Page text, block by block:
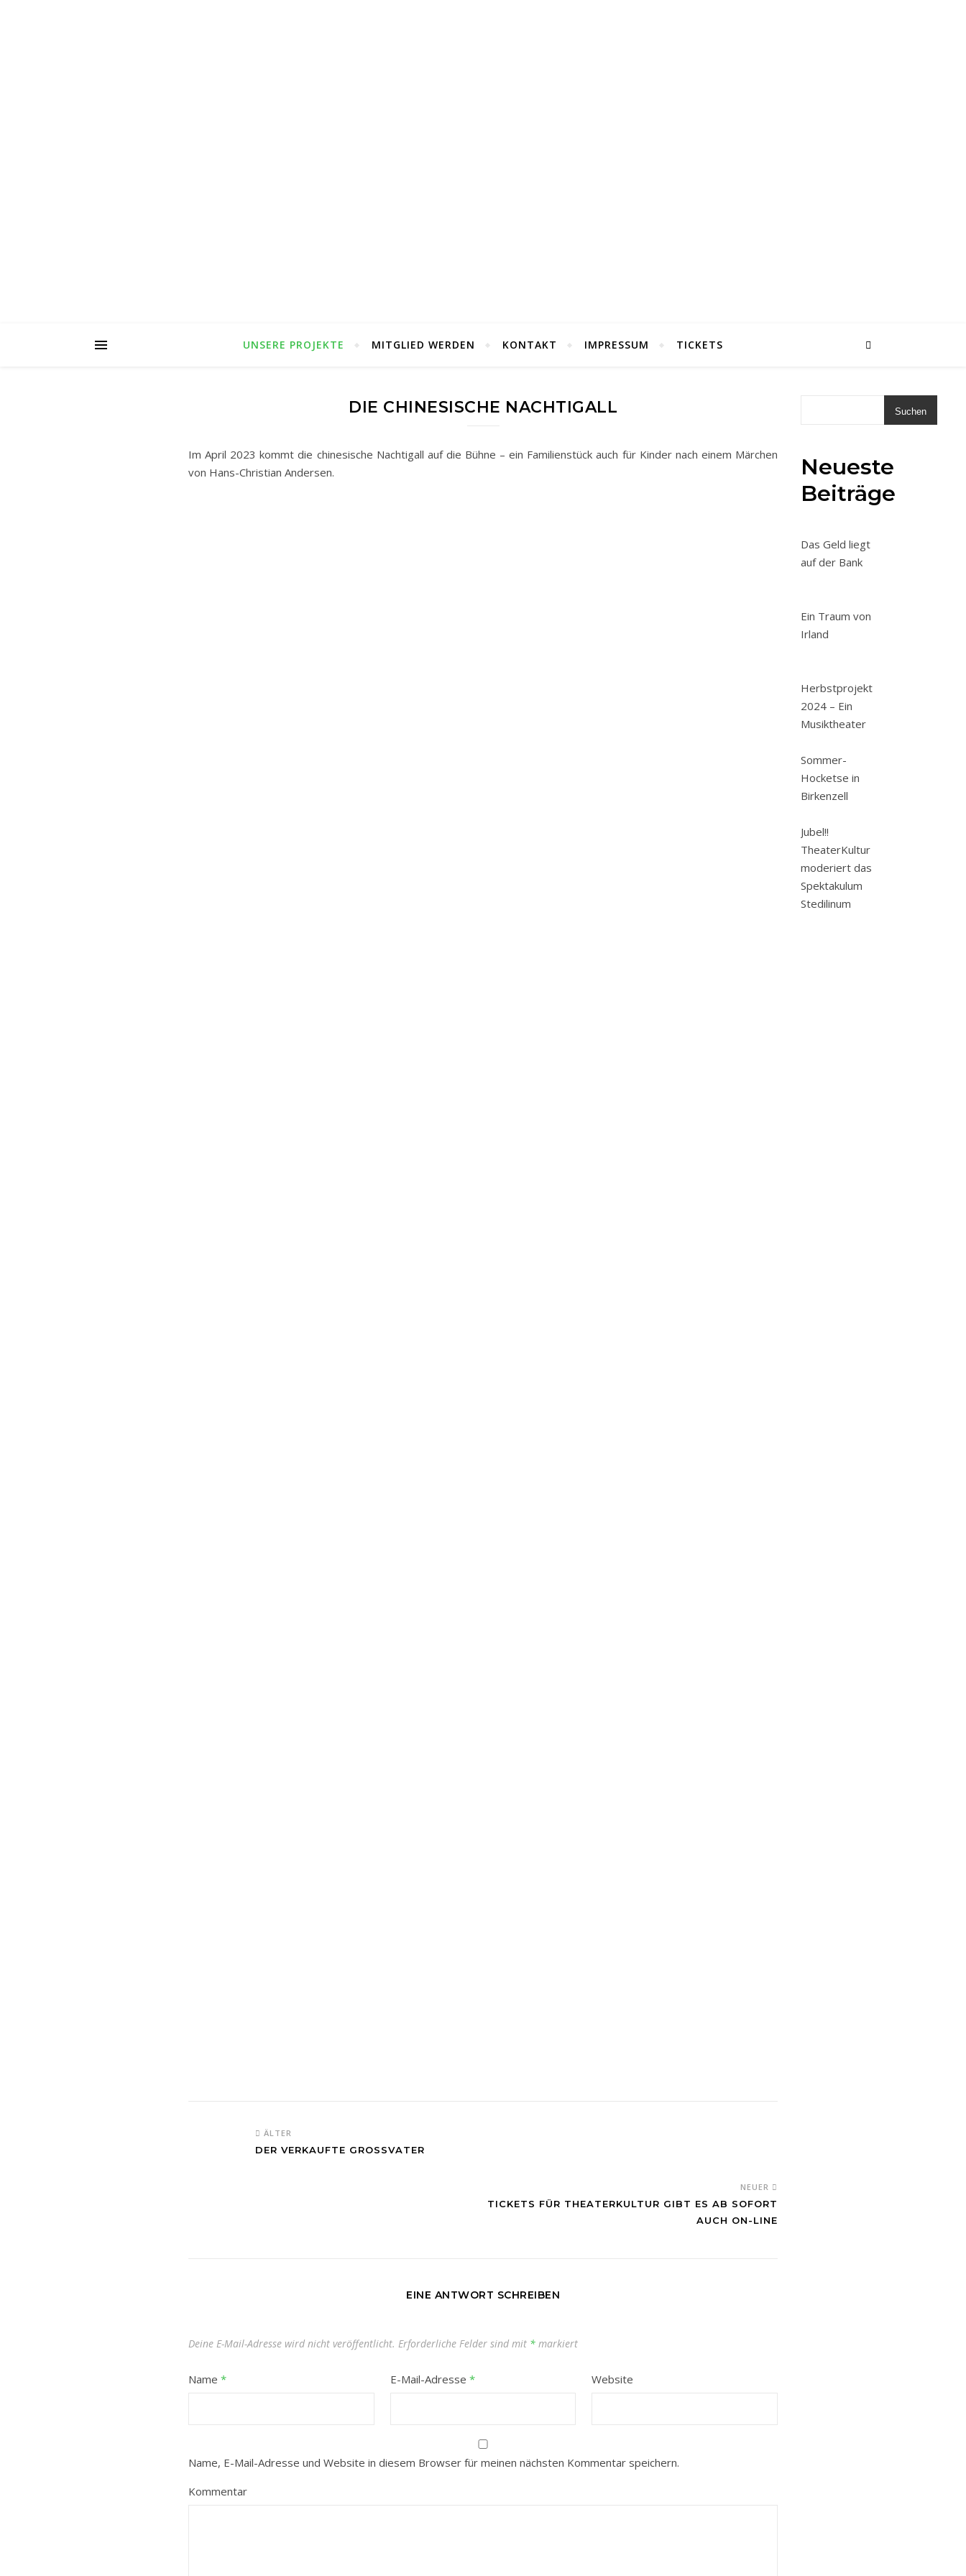
UNSERE PROJEKTE MITGLIED WERDEN KONTAKT IMPRESSUM TICKETS
DIE CHINESISCHE NACHTIGALL
Im April 2023 kommt die chinesische Nachtigall auf die Bühne – ein Familienstück auch für Kinder nach einem Märchen
von Hans-Christian Andersen.
ÄLTER
DER VERKAUFTE GROSSVATER
NEUER
TICKETS FÜR THEATERKULTUR GIBT ES AB SOFORT
AUCH ON-LINE
EINE ANTWORT SCHREIBEN
Deine E-Mail-Adresse wird nicht veröffentlicht. Erforderliche Felder sind mit * markiert
Name * E-Mail-Adresse * Website
Name, E-Mail-Adresse und Website in diesem Browser für meinen nächsten Kommentar speichern.
Kommentar
Suchen
Neueste
Beiträge
Das Geld liegt
auf der Bank
Ein Traum von
Irland
Herbstprojekt
2024 – Ein
Musiktheater
Sommer-
Hocketse in
Birkenzell
Jubel!!
TheaterKultur
moderiert das
Spektakulum
Stedilinum